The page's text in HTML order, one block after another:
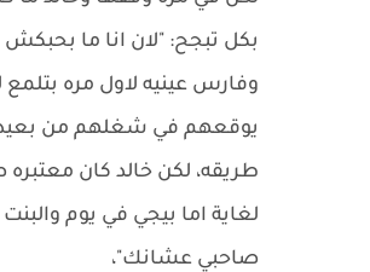
بكل تبجح: "لان انا ما
وفارس عينيه لاول مره بتلمع
يوقعهم في شغلهم من بعيد
طريقه، لكن خالد كان
لغاية اما بيجي في يوم
صاحبي عشانك"،